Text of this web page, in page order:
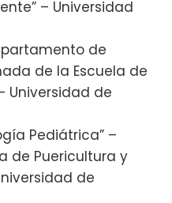
– Universidad
de
de la Escuela de
Universidad de
Pediátrica” –
de Puericultura y
de